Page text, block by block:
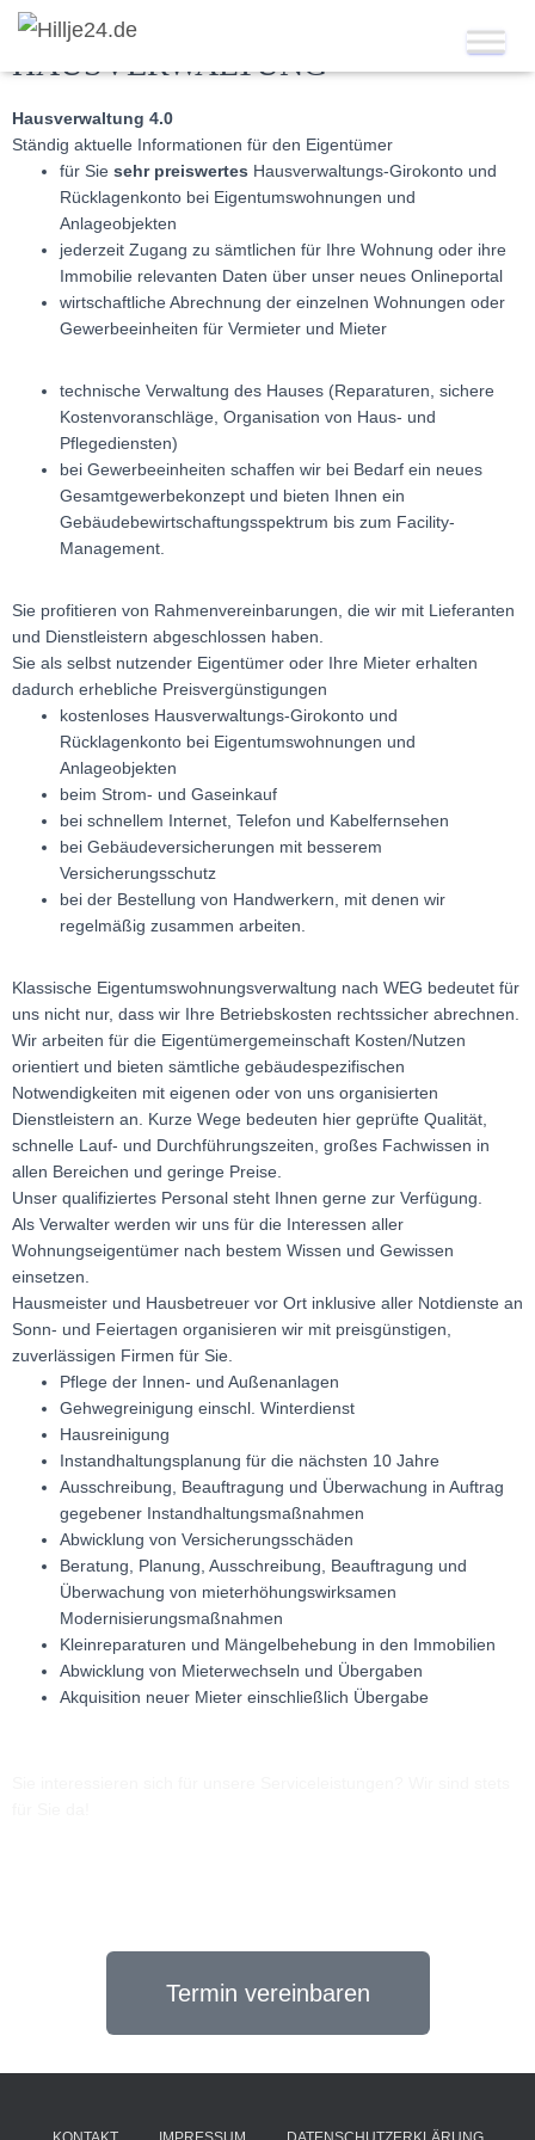
HAUSVERWALTUNG
Hausverwaltung 4.0
Ständig aktuelle Informationen für den Eigentümer
für Sie sehr preiswertes Hausverwaltungs-Girokonto und
Rücklagenkonto bei Eigentumswohnungen und
Anlageobjekten
jederzeit Zugang zu sämtlichen für Ihre Wohnung oder ihre
Immobilie relevanten Daten über unser neues Onlineportal
wirtschaftliche Abrechnung der einzelnen Wohnungen oder
Gewerbeeinheiten für Vermieter und Mieter
technische Verwaltung des Hauses (Reparaturen, sichere
Kostenvoranschläge, Organisation von Haus- und
Pflegediensten)
bei Gewerbeeinheiten schaffen wir bei Bedarf ein neues
Gesamtgewerbekonzept und bieten Ihnen ein
Gebäudebewirtschaftungsspektrum bis zum Facility-
Management.
Sie profitieren von Rahmenvereinbarungen, die wir mit Lieferanten
und Dienstleistern abgeschlossen haben.
Sie als selbst nutzender Eigentümer oder Ihre Mieter erhalten
dadurch erhebliche Preisvergünstigungen
kostenloses Hausverwaltungs-Girokonto und
Rücklagenkonto bei Eigentumswohnungen und
Anlageobjekten
beim Strom- und Gaseinkauf
bei schnellem Internet, Telefon und Kabelfernsehen
bei Gebäudeversicherungen mit besserem
Versicherungsschutz
bei der Bestellung von Handwerkern, mit denen wir
regelmäßig zusammen arbeiten.
Klassische Eigentumswohnungsverwaltung nach WEG bedeutet für
uns nicht nur, dass wir Ihre Betriebskosten rechtssicher abrechnen.
Wir arbeiten für die Eigentümergemeinschaft Kosten/Nutzen
orientiert und bieten sämtliche gebäudespezifischen
Notwendigkeiten mit eigenen oder von uns organisierten
Dienstleistern an. Kurze Wege bedeuten hier geprüfte Qualität,
schnelle Lauf- und Durchführungszeiten, großes Fachwissen in
allen Bereichen und geringe Preise.
Unser qualifiziertes Personal steht Ihnen gerne zur Verfügung.
Als Verwalter werden wir uns für die Interessen aller
Wohnungseigentümer nach bestem Wissen und Gewissen
einsetzen.
Hausmeister und Hausbetreuer vor Ort inklusive aller Notdienste an
Sonn- und Feiertagen organisieren wir mit preisgünstigen,
zuverlässigen Firmen für Sie.
Pflege der Innen- und Außenanlagen
Gehwegreinigung einschl. Winterdienst
Hausreinigung
Instandhaltungsplanung für die nächsten 10 Jahre
Ausschreibung, Beauftragung und Überwachung in Auftrag
gegebener Instandhaltungsmaßnahmen
Abwicklung von Versicherungsschäden
Beratung, Planung, Ausschreibung, Beauftragung und
Überwachung von mieterhöhungswirksamen
Modernisierungsmaßnahmen
Kleinreparaturen und Mängelbehebung in den Immobilien
Abwicklung von Mieterwechseln und Übergaben
Akquisition neuer Mieter einschließlich Übergabe
Termin vereinbaren